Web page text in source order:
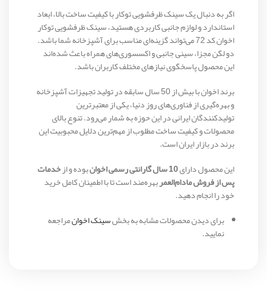
اگر به دنبال یک سینک ظرفشویی توکار با کیفیت ساخت بالا، ابعاد
استاندارد و لوازم جانبی کاربردی هستید، سینک ظرفشویی توکار
اخوان کد 72 می‌تواند گزینه‌ای مناسب برای آشپزخانه شما باشد.
دو لگن مجزا، سینی جانبی و اکسسوری‌های همراه باعث شده‌اند
این محصول پاسخگوی نیازهای مختلف کاربران باشد.
برند اخوان با بیش از 50 سال سابقه در تولید تجهیزات آشپزخانه
و بهره‌گیری از فناوری‌های روز دنیا، یکی از معتبرترین
تولیدکنندگان ایرانی در این حوزه به شمار می‌رود. تنوع بالای
محصولات و کیفیت ساخت مطلوب از مهم‌ترین دلایل محبوبیت این
برند در بازار ایران است.
این محصول دارای10 سال گارانتی رسمی اخوان بوده و ازخدمات
پس از فروش مادام‌العمربهره‌مند است تا با اطمینان کامل خرید
خود را انجام دهید.
برای دیدن محصولات مشابه به بخشسینک اخوانمراجعه
نمایید.